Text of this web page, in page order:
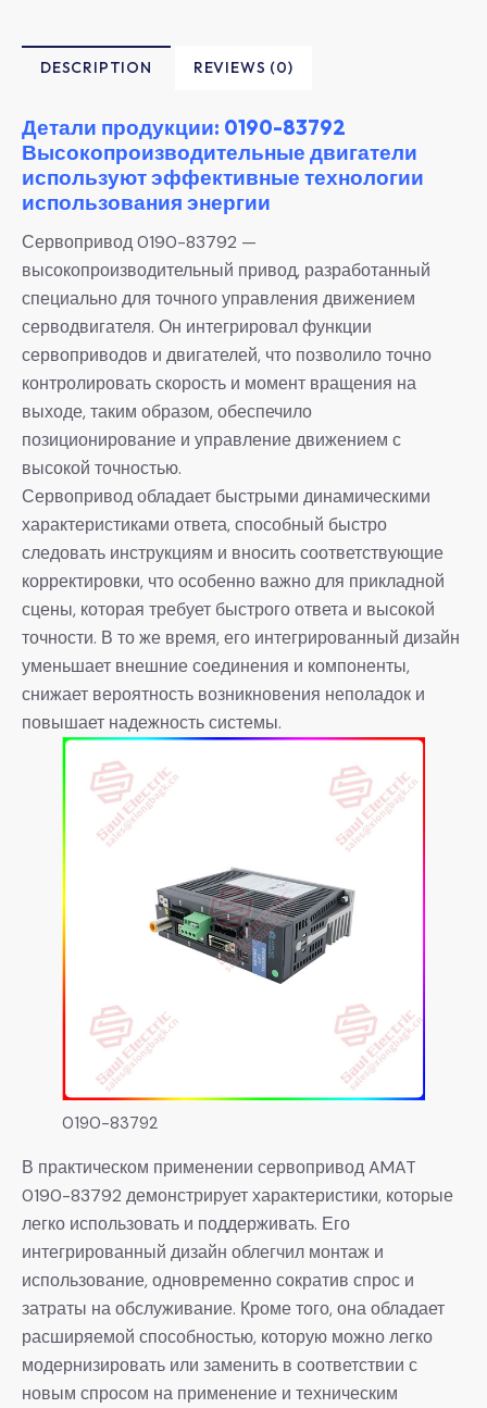
DESCRIPTION REVIEWS (0)
Детали продукции: 0190-83792
Высокопроизводительные двигатели
используют эффективные технологии
использования энергии
Сервопривод 0190-83792 —
высокопроизводительный привод, разработанный
специально для точного управления движением
серводвигателя. Он интегрировал функции
сервоприводов и двигателей, что позволило точно
контролировать скорость и момент вращения на
выходе, таким образом, обеспечило
позиционирование и управление движением с
высокой точностью.
Сервопривод обладает быстрыми динамическими
характеристиками ответа, способный быстро
следовать инструкциям и вносить соответствующие
корректировки, что особенно важно для прикладной
сцены, которая требует быстрого ответа и высокой
точности. В то же время, его интегрированный дизайн
уменьшает внешние соединения и компоненты,
снижает вероятность возникновения неполадок и
повышает надежность системы.
0190-83792
В практическом применении сервопривод AMAT
0190-83792 демонстрирует характеристики, которые
легко использовать и поддерживать. Его
интегрированный дизайн облегчил монтаж и
использование, одновременно сократив спрос и
затраты на обслуживание. Кроме того, она обладает
расширяемой способностью, которую можно легко
модернизировать или заменить в соответствии с
новым спросом на применение и техническим